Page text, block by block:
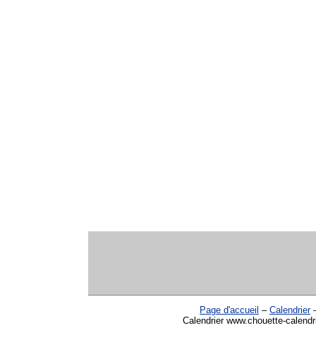
Page d'accueil – Calendrier
Calendrier www.chouette-